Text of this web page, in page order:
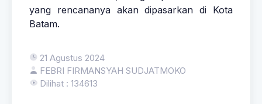
yang rencananya akan dipasarkan di Kota
Batam.
21 Agustus 2024
FEBRI FIRMANSYAH SUDJATMOKO
Dilihat : 134613